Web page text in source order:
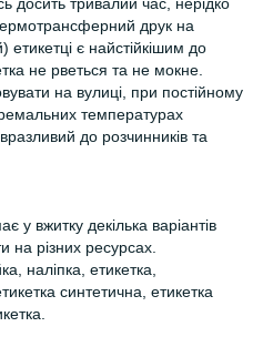
друк на
етикетці є найстійкішим до
не рветься та не мокне.
на вулиці, при постійному
температурах
до розчинників та
у вжитку декілька варіантів
на різних ресурсах.
наліпка, етикетка,
синтетична, етикетка